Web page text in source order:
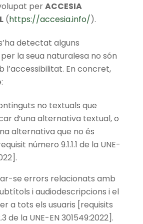
perACCESIA
(https://accesia.info/).
detectat alguns
la seua naturalesa no són
l’accessibilitat. En concret,
no textuals que
d’una alternativa textual, o
alternativa que no és
número 9.1.1.1 de la UNE-
se errors relacionats amb
i audiodescripcions i el
a tots els usuaris [requisits
de la UNE-EN 301549:2022].